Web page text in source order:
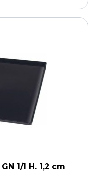
1/1 H. 1,2 cm